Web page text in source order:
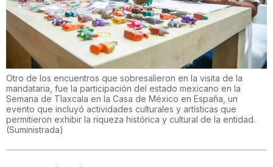
Otro de los encuentros que sobresalieron en la visita de la
mandataria, fue la participación del estado mexicano en la
Semana de Tlaxcala en la Casa de México en España, un
evento que incluyó actividades culturales y artísticas que
permitieron exhibir la riqueza histórica y cultural de la entidad.
(Suministrada)